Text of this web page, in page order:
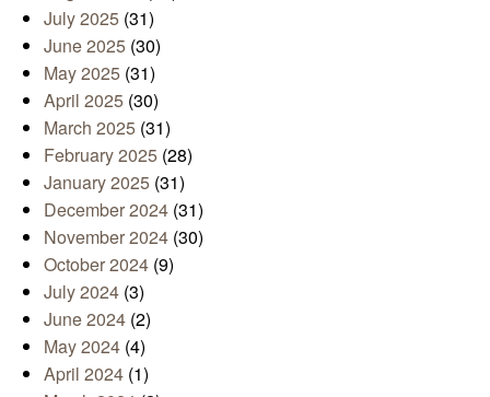
July 2025 (31)
June 2025 (30)
May 2025 (31)
April 2025 (30)
March 2025 (31)
February 2025 (28)
January 2025 (31)
December 2024 (31)
November 2024 (30)
October 2024 (9)
July 2024 (3)
June 2024 (2)
May 2024 (4)
April 2024 (1)